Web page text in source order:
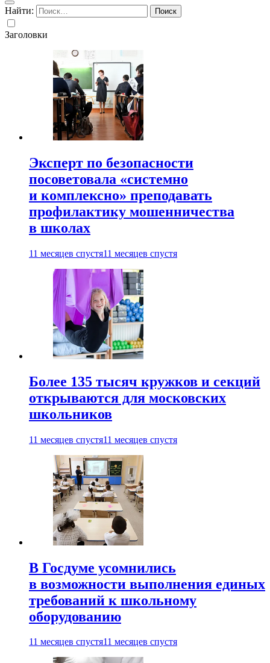
Найти:
Заголовки
Эксперт по безопасности
посоветовала «системно
и комплексно» преподавать
профилактику мошенничества
в школах
11 месяцев спустя11 месяцев спустя
Более 135 тысяч кружков и секций
открываются для московских
школьников
11 месяцев спустя11 месяцев спустя
В Госдуме усомнились
в возможности выполнения единых
требований к школьному
оборудованию
11 месяцев спустя11 месяцев спустя